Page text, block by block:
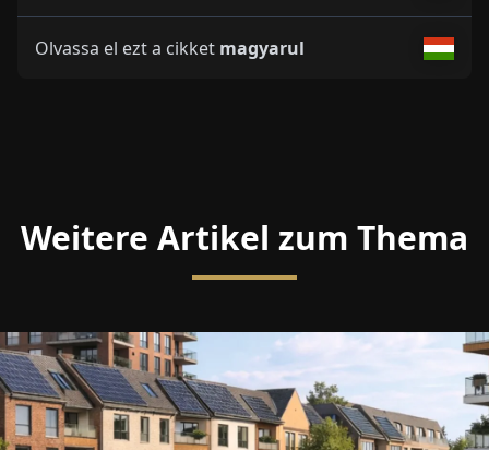
Olvassa el ezt a cikket magyarul
Weitere Artikel zum Thema